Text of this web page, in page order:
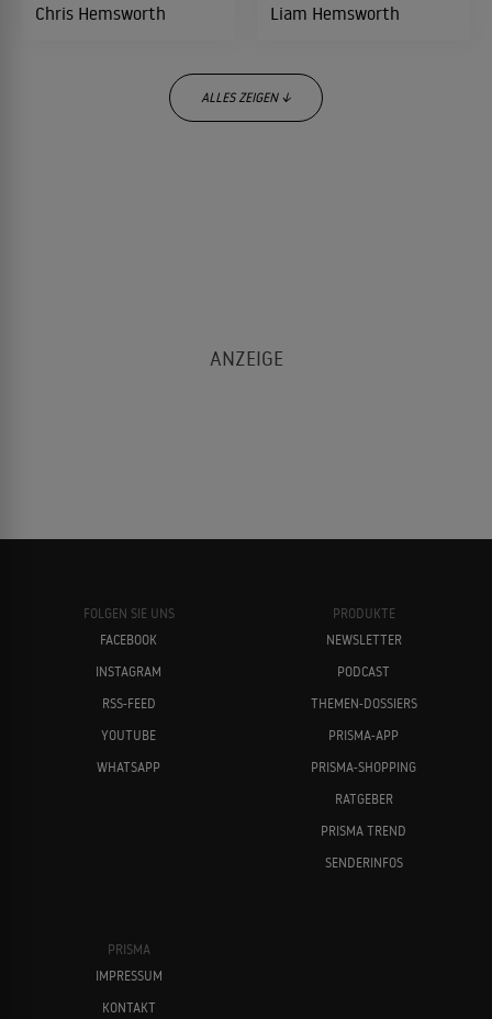
Chris Hemsworth Liam Hemsworth
ALLES ZEIGEN ↓
Jill Hennessy André Hennicke
FOLGEN SIE UNS
FACEBOOK
INSTAGRAM
RSS-FEED
YOUTUBE
WHATSAPP
PRODUKTE
NEWSLETTER
PODCAST
THEMEN-DOSSIERS
PRISMA-APP
PRISMA-SHOPPING
RATGEBER
PRISMA TREND
SENDERINFOS
PRISMA
IMPRESSUM
KONTAKT